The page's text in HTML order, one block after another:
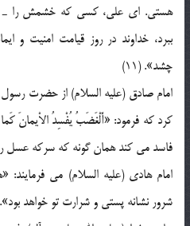
هستى. اى على، كسى كه خشمش را ـ كه
ببرد، خداوند در روز قيامت امنيت
چشد». (11)
امام صادق (عليه السلام) از حضرت رسول
كرد كه فرمود: «أَلْغَضَبُ يُفْسِدُ الاْيمانَ
فاسد مى كند همان گونه كه سركه عسل را
امام هادی (عليه السلام) می
شرور نشانه پستى و شرارت تو خواهد بود».